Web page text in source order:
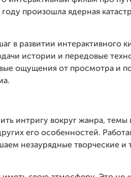
произошла ядерная
в развитии интерактивного
истории и передовые
ощущения от просмотра и
интригу вокруг жанра, темы
его особенностей.
незаурядные творческие и